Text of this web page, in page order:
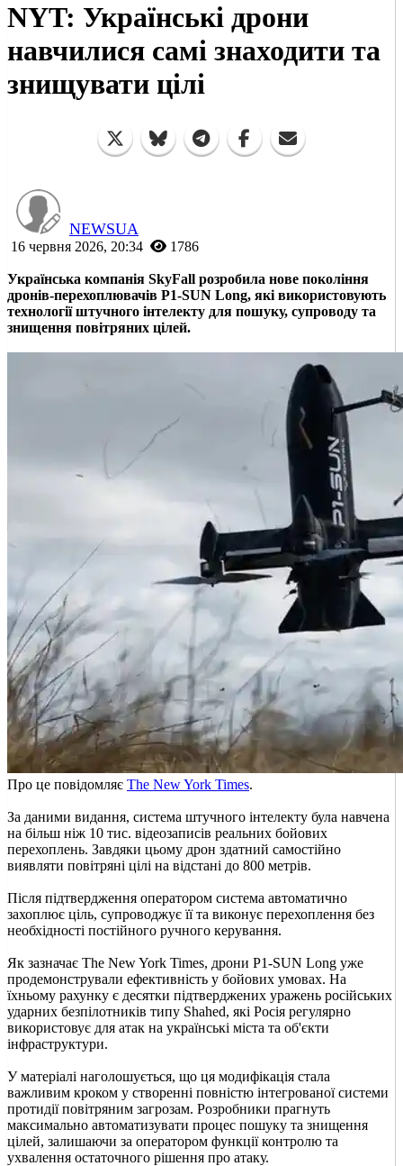
NYT: Українські дрони
навчилися самі знаходити та
знищувати цілі
NEWSUA
16 червня 2026, 20:34 1786
Українська компанія SkyFall розробила нове покоління
дронів-перехоплювачів P1-SUN Long, які використовують
технології штучного інтелекту для пошуку, супроводу та
знищення повітряних цілей.
Про це повідомляє The New York Times.
За даними видання, система штучного інтелекту була навчена
на більш ніж 10 тис. відеозаписів реальних бойових
перехоплень. Завдяки цьому дрон здатний самостійно
виявляти повітряні цілі на відстані до 800 метрів.
Після підтвердження оператором система автоматично
захоплює ціль, супроводжує її та виконує перехоплення без
необхідності постійного ручного керування.
Як зазначає The New York Times, дрони P1-SUN Long уже
продемонстрували ефективність у бойових умовах. На
їхньому рахунку є десятки підтверджених уражень російських
ударних безпілотників типу Shahed, які Росія регулярно
використовує для атак на українські міста та об'єкти
інфраструктури.
У матеріалі наголошується, що ця модифікація стала
важливим кроком у створенні повністю інтегрованої системи
протидії повітряним загрозам. Розробники прагнуть
максимально автоматизувати процес пошуку та знищення
цілей, залишаючи за оператором функції контролю та
ухвалення остаточного рішення про атаку.